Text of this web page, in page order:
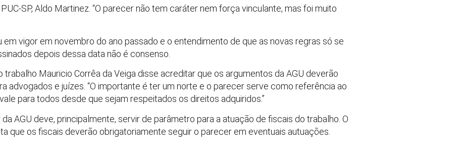
SP, Aldo Martinez. “O parecer não tem caráter nem força vinculante, mas foi muito
em vigor em novembro do ano passado e o entendimento de que as novas regras só se
depois dessa data não é consenso.
trabalho Mauricio Corrêa da Veiga disse acreditar que os argumentos da AGU deverão
advogados e juízes. “O importante é ter um norte e o parecer serve como referência ao
para todos desde que sejam respeitados os direitos adquiridos.”
AGU deve, principalmente, servir de parâmetro para a atuação de fiscais do trabalho. O
que os fiscais deverão obrigatoriamente seguir o parecer em eventuais autuações.